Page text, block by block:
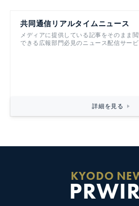
共同通信リアルタイムニュース
メディアに提供している記事をそのまま閲
できる広報部門必見のニュース配信サービ
詳細を見る
KYODO